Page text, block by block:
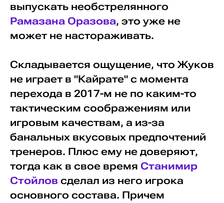
выпускать необстрелянного
Рамазана Оразова, это уже не
может не настораживать.
Складывается ощущение, что Жуков
не играет в "Кайрате" с момента
перехода в 2017-м не по каким-то
тактическим соображениям или
игровым качествам, а из-за
банальных вкусовых предпочтений
тренеров. Плюс ему не доверяют,
тогда как в свое время Станимир
Стойлов сделал из него игрока
основного состава. Причем